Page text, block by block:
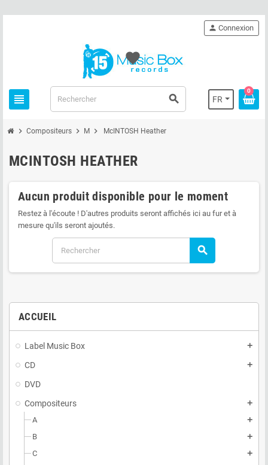
view_headline search FR
person Connexion
0
favorite
chevron_right Compositeurs chevron_right M chevron_right McINTOSH Heather
ACCUEIL
Label Music Box add
CD add
DVD
Compositeurs
add
A add
B add
C add
MCINTOSH HEATHER
Aucun produit disponible pour le moment
Restez à l'écoute ! D'autres produits seront affichés ici au fur et à
mesure qu'ils seront ajoutés.
search